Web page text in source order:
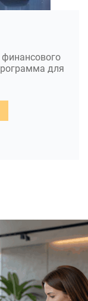
финансового
для